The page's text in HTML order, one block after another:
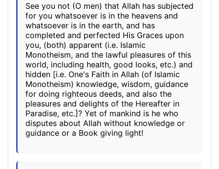
See you not (O men) that Allah has subjected
for you whatsoever is in the heavens and
whatsoever is in the earth, and has
completed and perfected His Graces upon
you, (both) apparent (i.e. Islamic
Monotheism, and the lawful pleasures of this
world, including health, good looks, etc.) and
hidden [i.e. One's Faith in Allah (of Islamic
Monotheism) knowledge, wisdom, guidance
for doing righteous deeds, and also the
pleasures and delights of the Hereafter in
Paradise, etc.]? Yet of mankind is he who
disputes about Allah without knowledge or
guidance or a Book giving light!